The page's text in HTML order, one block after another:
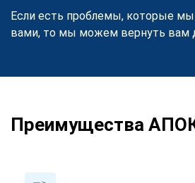
Если есть проблемы, которые
вами, то мы можем вернуть вам
Преимущества